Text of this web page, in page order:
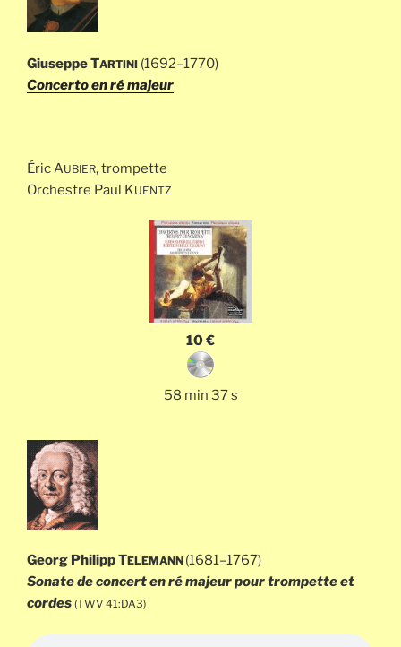
Giuseppe TARTINI (1692–1770)
Concerto en ré majeur
Éric AUBIER, trompette
Orchestre Paul KUENTZ
10 €
58 min 37 s
Georg Philipp TELEMANN (1681–1767)
Sonate de concert en ré majeur pour trompette et
cordes (TWV 41:DA3)